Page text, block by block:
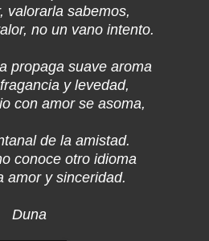
valorarla sabemos,
no un vano intento.
propaga suave aroma
y levedad,
con amor se asoma,
de la amistad.
conoce otro idioma
amor y sinceridad.
Duna